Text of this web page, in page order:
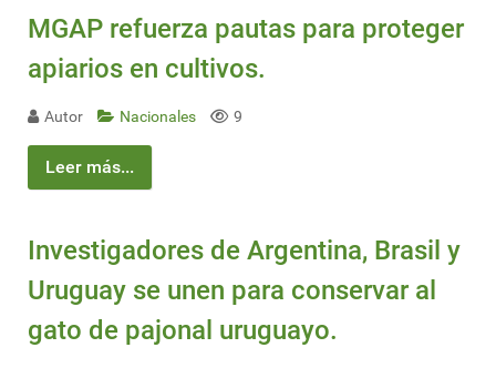
MGAP refuerza pautas para proteger
apiarios en cultivos.
Autor Nacionales 9
Leer más...
Investigadores de Argentina, Brasil y
Uruguay se unen para conservar al
gato de pajonal uruguayo.